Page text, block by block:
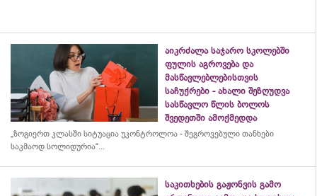
აიკრძალა საჯარო სკოლებში
ფულის აგროვება და
მასწავლებლებისთვის
საჩუქრები - ახალი შეზღუდვა
სასწავლო წლის ბოლოს
შვედეთში ამოქმედდა
„ზოგიერთ კლასში სიტუაცია უკონტროლოა - შეგროვებული თანხები
საკმაოდ სოლიდურია“...
საკითხების გაჟონვის გამო